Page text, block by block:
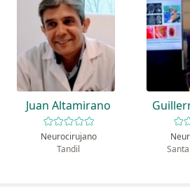
Juan Altamirano
Neurocirujano
Tandil